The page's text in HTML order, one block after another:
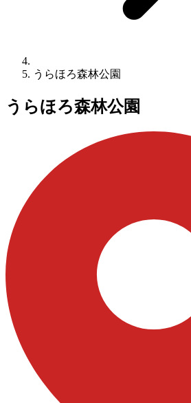
うらほろ森林公園
うらほろ森林公園